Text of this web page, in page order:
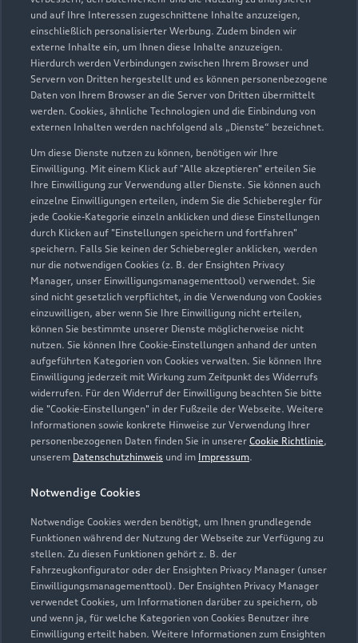
und auf Ihre Interessen zugeschnittene Inhalte anzuzeigen,
einschließlich personalisierter Werbung. Zudem binden wir
externe Inhalte ein, um Ihnen diese Inhalte anzuzeigen.
Hierdurch werden Verbindungen zwischen Ihrem Browser und
Servern von Dritten hergestellt und es können personenbezogene
Daten von Ihrem Browser an die Server von Dritten übermittelt
werden. Cookies, ähnliche Technologien und die Einbindung von
externen Inhalten werden nachfolgend als „Dienste“ bezeichnet.
Um diese Dienste nutzen zu können, benötigen wir Ihre
Einwilligung. Mit einem Klick auf "Alle akzeptieren" erteilen Sie
Ihre Einwilligung zur Verwendung aller Dienste. Sie können auch
einzelne Einwilligungen erteilen, indem Sie die Schieberegler für
jede Cookie-Kategorie einzeln anklicken und diese Einstellungen
durch Klicken auf "Einstellungen speichern und fortfahren"
speichern. Falls Sie keinen der Schieberegler anklicken, werden
nur die notwendigen Cookies (z. B. der Ensighten Privacy
Manager, unser Einwilligungsmanagementtool) verwendet. Sie
sind nicht gesetzlich verpflichtet, in die Verwendung von Cookies
einzuwilligen, aber wenn Sie Ihre Einwilligung nicht erteilen,
können Sie bestimmte unserer Dienste möglicherweise nicht
nutzen. Sie können Ihre Cookie-Einstellungen anhand der unten
aufgeführten Kategorien von Cookies verwalten. Sie können Ihre
Einwilligung jederzeit mit Wirkung zum Zeitpunkt des Widerrufs
widerrufen. Für den Widerruf der Einwilligung beachten Sie bitte
die "Cookie-Einstellungen" in der Fußzeile der Webseite. Weitere
Informationen sowie konkrete Hinweise zur Verwendung Ihrer
personenbezogenen Daten finden Sie in unserer Cookie Richtlinie,
unserem Datenschutzhinweis und im Impressum.
Notwendige Cookies
Notwendige Cookies werden benötigt, um Ihnen grundlegende
Funktionen während der Nutzung der Webseite zur Verfügung zu
stellen. Zu diesen Funktionen gehört z. B. der
Fahrzeugkonfigurator oder der Ensighten Privacy Manager (unser
Einwilligungsmanagementtool). Der Ensighten Privacy Manager
verwendet Cookies, um Informationen darüber zu speichern, ob
und wenn ja, für welche Kategorien von Cookies Benutzer ihre
Einwilligung erteilt haben. Weitere Informationen zum Ensighten
Audi Pflegemitteltasche
Sommer
Damit Ihr Audi auch im Sommer glänzt: die
passende Pflege in einer Tasche.
Zur Audi Shopping World
Lederpflege-Set
Praktisches Set zur intensiven Reinigung und
Pflege von Leder und Kunstleder.